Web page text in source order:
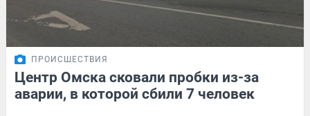
ПРОИСШЕСТВИЯ
Центр Омска сковали пробки из-за
аварии, в которой сбили 7 человек